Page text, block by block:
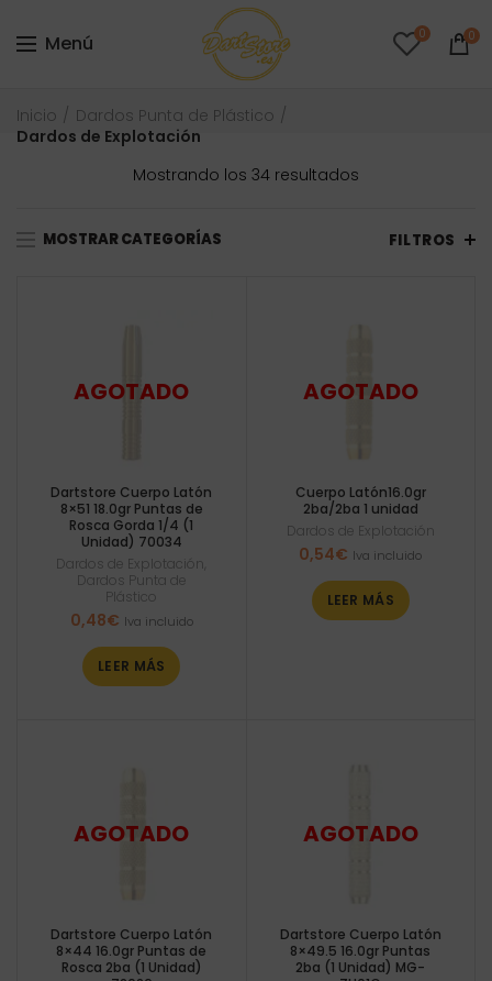
Menú 0 0
Inicio
Dardos Punta de Plástico
Dardos de Explotación
Mostrando los 34 resultados
bajo
MOSTRAR CATEGORÍAS FILTROS
Dartstore Cuerpo Latón
8×51 18.0gr Puntas de
Rosca Gorda 1/4 (1
Unidad) 70034
Dardos de Explotación
Dardos Punta de
Plástico
0,48€ Iva incluido
LEER MÁS
Cuerpo Latón16.0gr
2ba/2ba 1 unidad
Dardos de Explotación
0,54€ Iva incluido
LEER MÁS
Dartstore Cuerpo Latón
8×44 16.0gr Puntas de
Rosca 2ba (1 Unidad)
Dartstore Cuerpo Latón
8×49.5 16.0gr Puntas
2ba (1 Unidad) MG-